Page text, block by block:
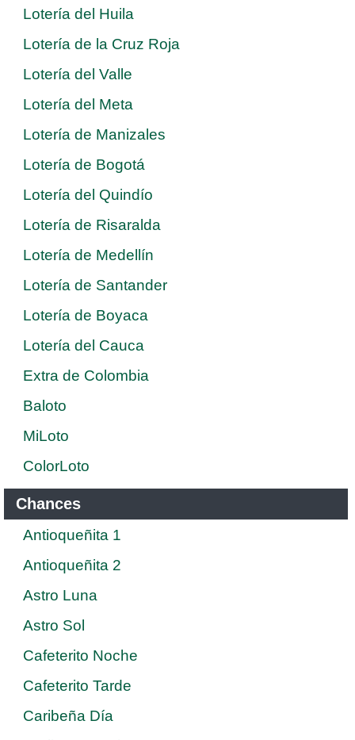
Lotería del Huila
Lotería de la Cruz Roja
Lotería del Valle
Lotería del Meta
Lotería de Manizales
Lotería de Bogotá
Lotería del Quindío
Lotería de Risaralda
Lotería de Medellín
Lotería de Santander
Lotería de Boyaca
Lotería del Cauca
Extra de Colombia
Baloto
MiLoto
ColorLoto
Chances
Antioqueñita 1
Antioqueñita 2
Astro Luna
Astro Sol
Cafeterito Noche
Cafeterito Tarde
Caribeña Día